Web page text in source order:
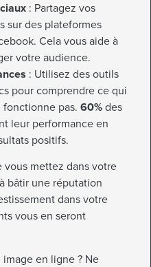
: Partagez vos
sur des plateformes
Cela vous aide à
votre audience.
: Utilisez des outils
pour comprendre ce qui
pas. 60% des
leur performance en
positifs.
vous mettez dans votre
bâtir une réputation
dans votre
vous en seront
en ligne ? Ne